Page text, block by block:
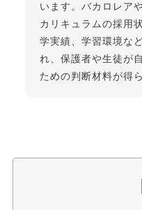
います。バカロレア
カリキュラムの採用
学実績、学習環境な
れ、保護者や生徒が
ための判断材料が得